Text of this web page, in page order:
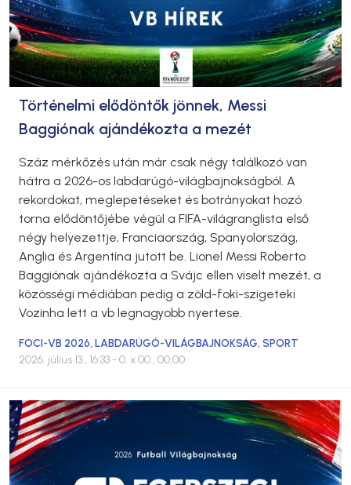
Történelmi elődöntők jönnek, Messi
Baggiónak ajándékozta a mezét
Száz mérkőzés után már csak négy találkozó van
hátra a 2026-os labdarúgó-világbajnokságból. A
rekordokat, meglepetéseket és botrányokat hozó
torna elődöntőjébe végül a FIFA-világranglista első
négy helyezettje, Franciaország, Spanyolország,
Anglia és Argentína jutott be. Lionel Messi Roberto
Baggiónak ajándékozta a Svájc ellen viselt mezét, a
közösségi médiában pedig a zöld-foki-szigeteki
Vozinha lett a vb legnagyobb nyertese.
FOCI-VB 2026,LABDARÚGÓ-VILÁGBAJNOKSÁG,SPORT
2026. július 13., 16:33 - 0. x 00., 00:00